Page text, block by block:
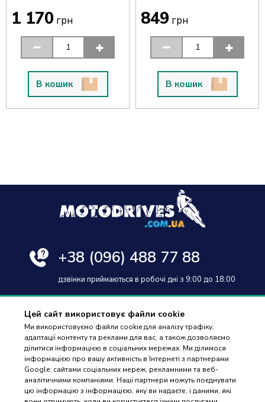
Цей сайт використовує файли cookie
Ми використовуємо файли cookie для аналізу трафіку,
адаптації контенту та реклами для вас, а також дозволяємо
ділитися інформацією в соціальних мережах. Ми ділимося
інформацією про вашу активність в Інтернеті з партнерами
Google: сайтами соціальних мереж, рекламними та веб-
аналітичними компаніями. Наші партнери можуть поєднувати
цю інформацію з інформацією, яку ви надаєте, і даними, які
1 170 грн
В кошик
849 грн
В кошик
+38 (096) 488 77 88
дзвінки приймаються в робочі дні з 9:00 до 18:00
Оплата та доставка
Гарантія і повернення
Контакти